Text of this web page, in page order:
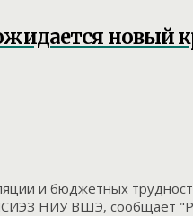
новый
и бюджетных
НИУ ВШЭ, сообщает